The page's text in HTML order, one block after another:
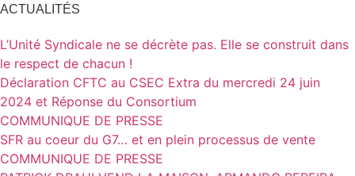
ACTUALITÉS
L’Unité Syndicale ne se décrète pas. Elle se construit dans
le respect de chacun !
Déclaration CFTC au CSEC Extra du mercredi 24 juin
2024 et Réponse du Consortium
COMMUNIQUE DE PRESSE
SFR au coeur du G7… et en plein processus de vente
COMMUNIQUE DE PRESSE